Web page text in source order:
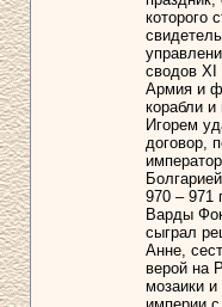
которого
сводов XI
Армия и
корабли
Игорем
договор,
970 – 971
Варды
сыграл
Анне,
верой на
мозаики